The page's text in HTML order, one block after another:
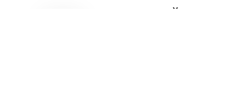
чиқарилмайди, лекин